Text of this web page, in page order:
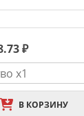
₽
В КОРЗИНУ